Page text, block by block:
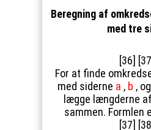
Beregning af
med tre
[36]
For at finde
med siderne a , b , og
lægge længderne
sammen. Formlen
[37]